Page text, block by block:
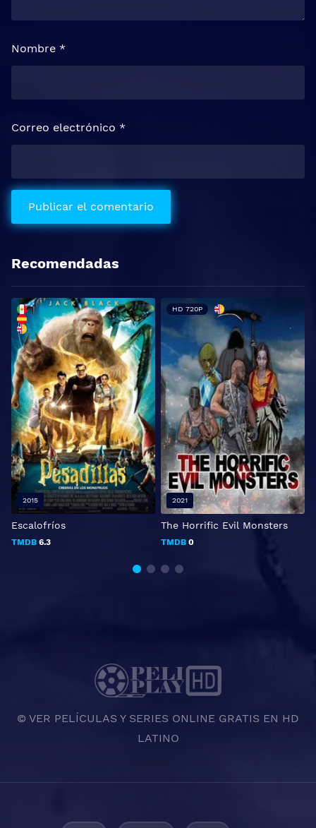
Nombre *
Correo electrónico *
Recomendadas
Escalofríos
TMDB 6.3
2015
The Horrific Evil Monsters
TMDB 0
HD 720P
2021
© VER PELÍCULAS Y SERIES ONLINE GRATIS EN HD
LATINO